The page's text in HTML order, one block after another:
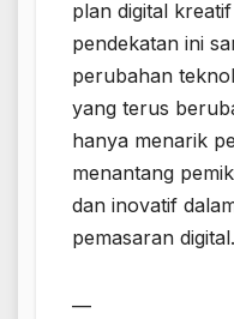
plan digital
pendekatan ini
perubahan
yang terus
hanya menarik
menantang
dan inovatif
pemasaran digital.
—